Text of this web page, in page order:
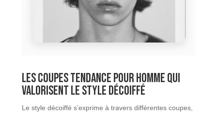
Les coupes tendance pour homme qui
valorisent le style décoiffé
Le style décoiffé s’exprime à travers différentes coupes,